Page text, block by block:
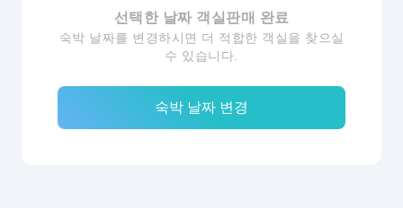
선택한 날짜 객실판매 완료
숙박 날짜를 변경하시면 더 적합한 객실을 찾으실
수 있습니다.
숙박 날짜 변경